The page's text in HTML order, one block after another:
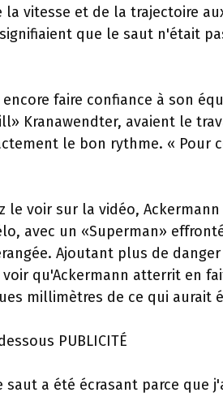
vitesse et de la trajectoire
que le saut n'était
faire confiance à son
Kranawendter, avaient le
le bon rythme. « Pour
le voir sur la vidéo,
avec un «Superman»
Ajoutant plus de
qu'Ackermann atterrit en
millimètres de ce qui aurait
PUBLICITÉ
saut a été écrasant parce que